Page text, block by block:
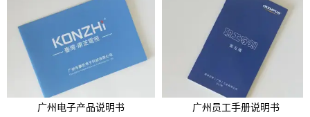
广州电子产品说明书 广州员工手册说明书